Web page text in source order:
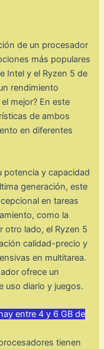
de un procesador
más populares
Intel y el Ryzen 5 de
rendimiento
mejor? En este
de ambos
en diferentes
potencia y capacidad
generación, este
en tareas
como la
otro lado, el Ryzen 5
calidad-precio y
en multitarea.
ofrece un
uso diario y juegos.
entre 4 y 6 GB de
tienen